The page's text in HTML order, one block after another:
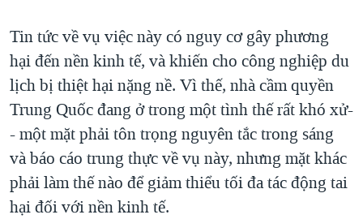
Tin tức về vụ việc này có nguy cơ gây phương
hại đến nền kinh tế, và khiến cho công nghiệp du
lịch bị thiệt hại nặng nề. Vì thế, nhà cầm quyền
Trung Quốc đang ở trong một tình thế rất khó xử-
- một mặt phải tôn trọng nguyên tắc trong sáng
và báo cáo trung thực về vụ này, nhưng mặt khác
phải làm thế nào để giảm thiểu tối đa tác động tai
hại đối với nền kinh tế.